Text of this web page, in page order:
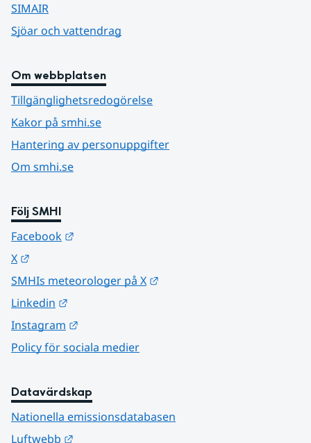
SIMAIR
Sjöar och vattendrag
Om webbplatsen
Tillgänglighetsredogörelse
Kakor på smhi.se
Hantering av personuppgifter
Om smhi.se
Följ SMHI
Facebook
X
SMHIs meteorologer på X
Linkedin
Instagram
Policy för sociala medier
Datavärdskap
Nationella emissionsdatabasen
Luftwebb